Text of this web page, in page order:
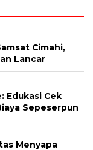
Cimahi,
Lancar
Edukasi Cek
Sepeserpun
Menyapa